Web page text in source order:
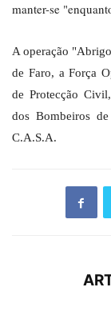
manter-se
A operação
de Faro, a Força
de Protecção
dos Bombeiros
C.A.S.A.